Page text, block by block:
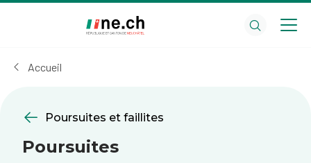
cookies
Accueil
Poursuites et faillites
Poursuites